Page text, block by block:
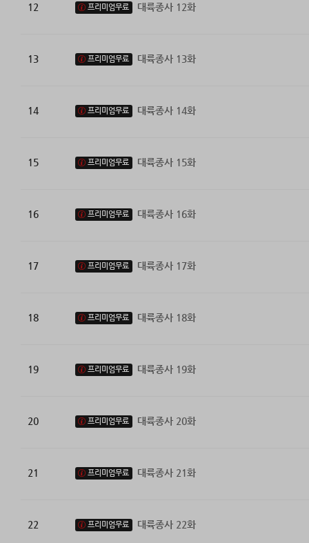
12 프리미엄무료 대륙종사 12화
13 프리미엄무료 대륙종사 13화
14 프리미엄무료 대륙종사 14화
15 프리미엄무료 대륙종사 15화
16 프리미엄무료 대륙종사 16화
17 프리미엄무료 대륙종사 17화
18 프리미엄무료 대륙종사 18화
19 프리미엄무료 대륙종사 19화
20 프리미엄무료 대륙종사 20화
21 프리미엄무료 대륙종사 21화
22 프리미엄무료 대륙종사 22화